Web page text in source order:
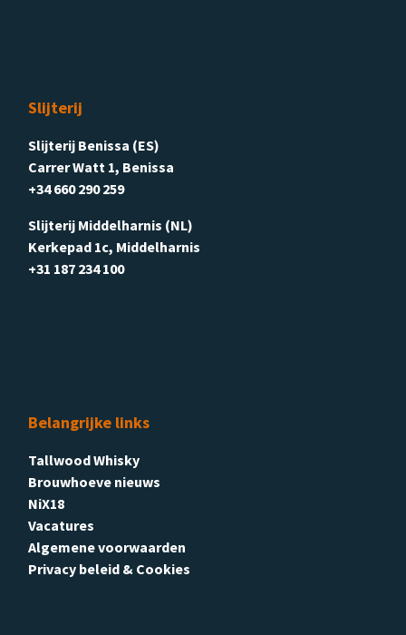
Slijterij
Slijterij Benissa (ES)
Carrer Watt 1, Benissa
+34 660 290 259
Slijterij Middelharnis (NL)
Kerkepad 1c, Middelharnis
+31 187 234 100
Belangrijke links
Tallwood Whisky
Brouwhoeve nieuws
NiX18
Vacatures
Algemene voorwaarden
Privacy beleid & Cookies